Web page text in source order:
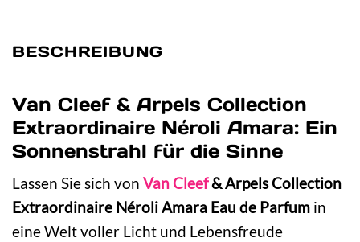
BESCHREIBUNG
Van Cleef & Arpels Collection
Extraordinaire Néroli Amara: Ein
Sonnenstrahl für die Sinne
Lassen Sie sich von Van Cleef& Arpels Collection
Extraordinaire Néroli Amara Eau de Parfum in
eine Welt voller Licht und Lebensfreude